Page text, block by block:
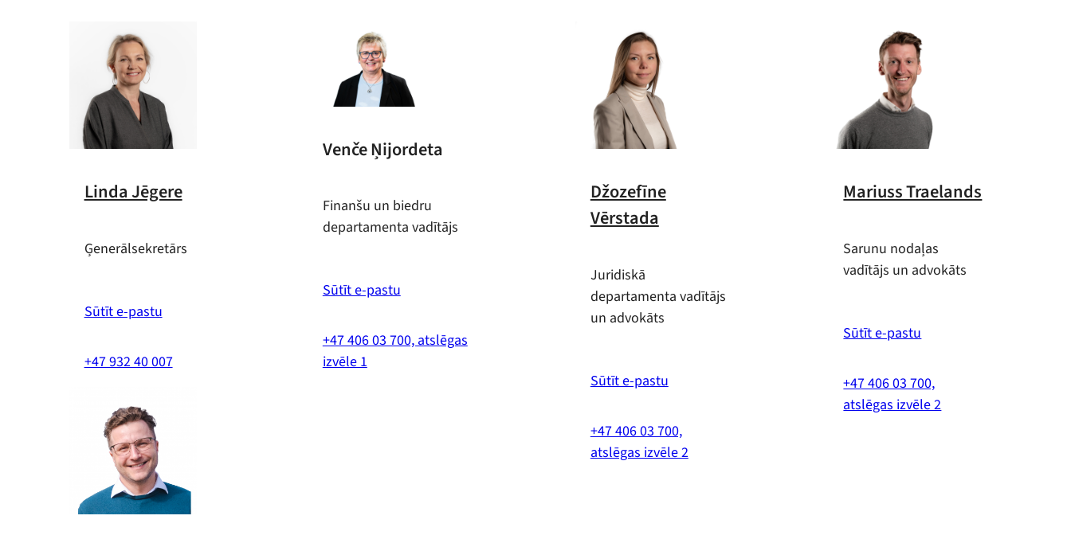
Linda Jēgere
Ģenerālsekretārs
Sūtīt e-pastu
+47 932 40 007
Venče Ņijordeta
Finanšu un biedru
departamenta vadītājs
Sūtīt e-pastu
+47 406 03 700, atslēgas
izvēle 1
Džozefīne
Vērstada
Juridiskā
departamenta vadītājs
un advokāts
Sūtīt e-pastu
+47 406 03 700,
atslēgas izvēle 2
Mariuss Traelands
Sarunu nodaļas
vadītājs un advokāts
Sūtīt e-pastu
+47 406 03 700,
atslēgas izvēle 2